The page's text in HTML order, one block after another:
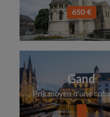
650 €
Gand
Prix moyen d'une